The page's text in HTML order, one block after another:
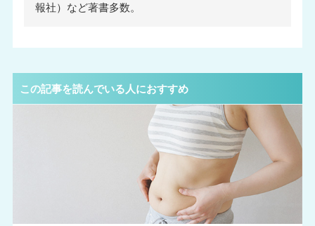
報社）など著書多数。
この記事を読んでいる人におすすめ